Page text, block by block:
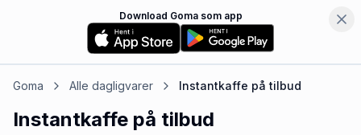
Download Goma som app
Goma Alle dagligvarer Instantkaffe på tilbud
Instantkaffe på tilbud